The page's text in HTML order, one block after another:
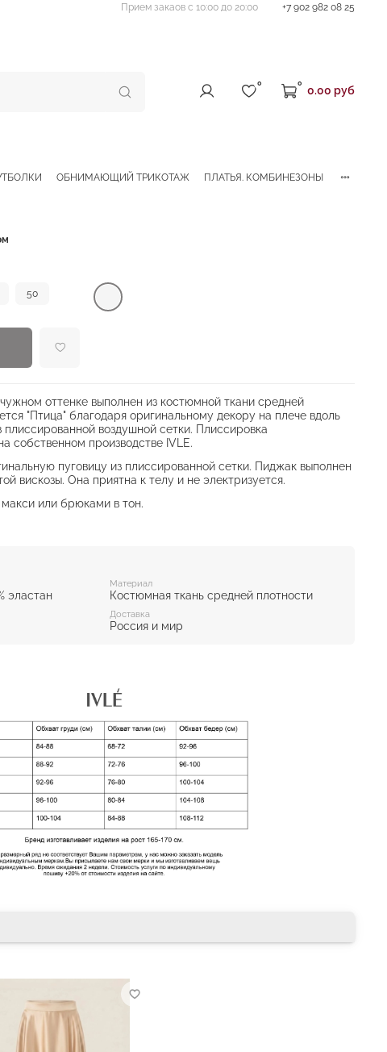
Прием закаов с 10:00 до 20:00 +7 902 982 08 25
0 0
0.00 руб
ОБНИМАЮЩИЙ ТРИКОТАЖ ПЛАТЬЯ. КОМБИНЕЗОНЫ
50
оттенке выполнен из костюмной ткани средней
"Птица" благодаря оригинальному декору на плече вдоль
воздушной сетки. Плиссировка
собственном производстве IVLE.
пуговицу из плиссированной сетки. Пиджак выполнен
вискозы. Она приятна к телу и не электризуется.
или брюками в тон.
эластан
Материал
Костюмная ткань средней плотности
Доставка
Россия и мир